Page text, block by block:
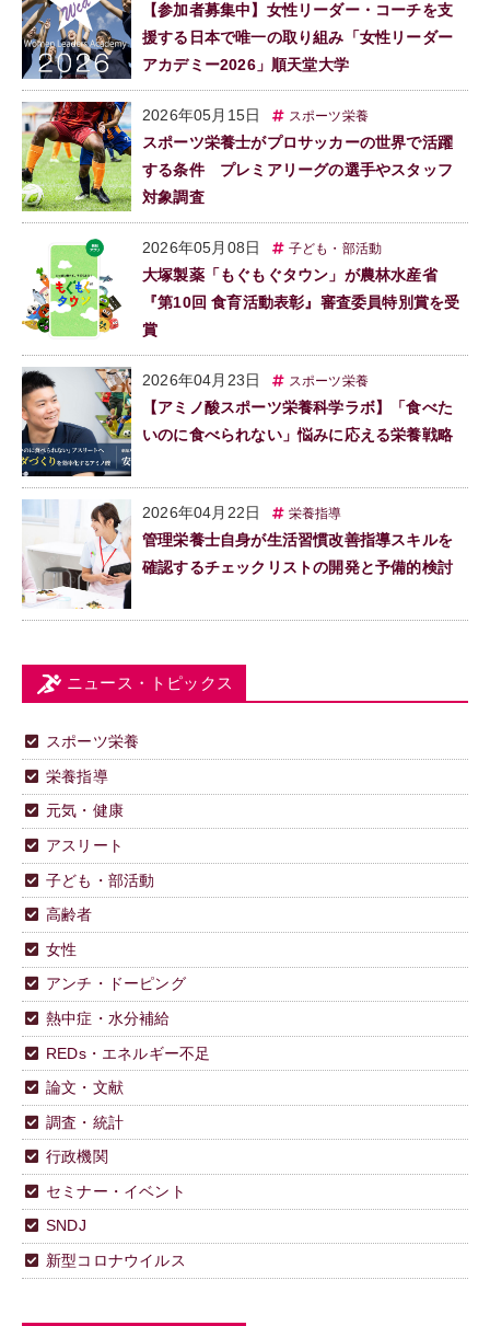
【参加者募集中】女性リーダー・コーチを支
援する日本で唯一の取り組み「女性リーダー
アカデミー2026」順天堂大学
2026年05月15日 スポーツ栄養
スポーツ栄養士がプロサッカーの世界で活躍
する条件 プレミアリーグの選手やスタッフ
対象調査
2026年05月08日 子ども・部活動
大塚製薬「もぐもぐタウン」が農林水産省
『第10回 食育活動表彰』審査委員特別賞を受
賞
2026年04月23日 スポーツ栄養
【アミノ酸スポーツ栄養科学ラボ】「食べた
いのに食べられない」悩みに応える栄養戦略
2026年04月22日 栄養指導
管理栄養士自身が生活習慣改善指導スキルを
確認するチェックリストの開発と予備的検討
ニュース・トピックス
スポーツ栄養
栄養指導
元気・健康
アスリート
子ども・部活動
高齢者
女性
アンチ・ドーピング
熱中症・水分補給
REDs・エネルギー不足
論文・文献
調査・統計
行政機関
セミナー・イベント
SNDJ
新型コロナウイルス